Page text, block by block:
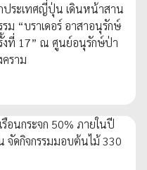
ระเทศญี่ปุ่น เดินหน้าสาน
ม “บราเดอร์ อาสาอนุรักษ์
งที่ 17” ณ ศูนย์อนุรักษ์ป่า
ราม